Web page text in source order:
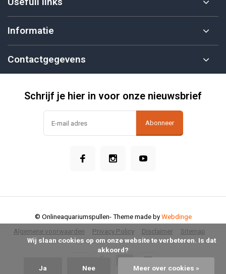
Informatie
Contactgegevens
Schrijf je hier in voor onze nieuwsbrief
Abonneer
Algemene voorwaarden Privacy Policy Disclaimer Sitemap
© Onlineaquariumspullen- Theme made byWebdinge
akkoord?
Ja Nee Meer over cookies »